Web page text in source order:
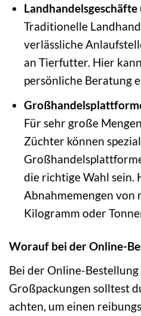
Traditionelle
verlässliche
an Tierfutter. Hier
persönliche Beratung
Für sehr große
Züchter können
die richtige Wahl sein.
Abnahmemengen
Kilogramm oder
Worauf bei der Online-
Bei der Online-
Großpackungen solltest
achten, um einen